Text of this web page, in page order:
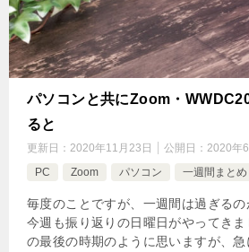
パソコンと共にZoom・
ると
更新日： 2020年11月23日 公開日： 2020年
PC
Zoom パソコン 一週間まとめ
毎度のことですが、一週間は過ぎるの
今週も振り返りの日曜日がやってき
の最後の時期のように思いますが、